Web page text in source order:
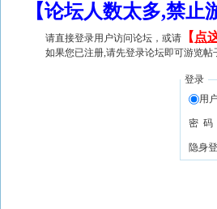
【论坛人数太多,禁
请直接登录用户访问论坛，或请 【 点
如果您已注册,请先登录论坛即可游览帖
登录
用
密 码
隐身